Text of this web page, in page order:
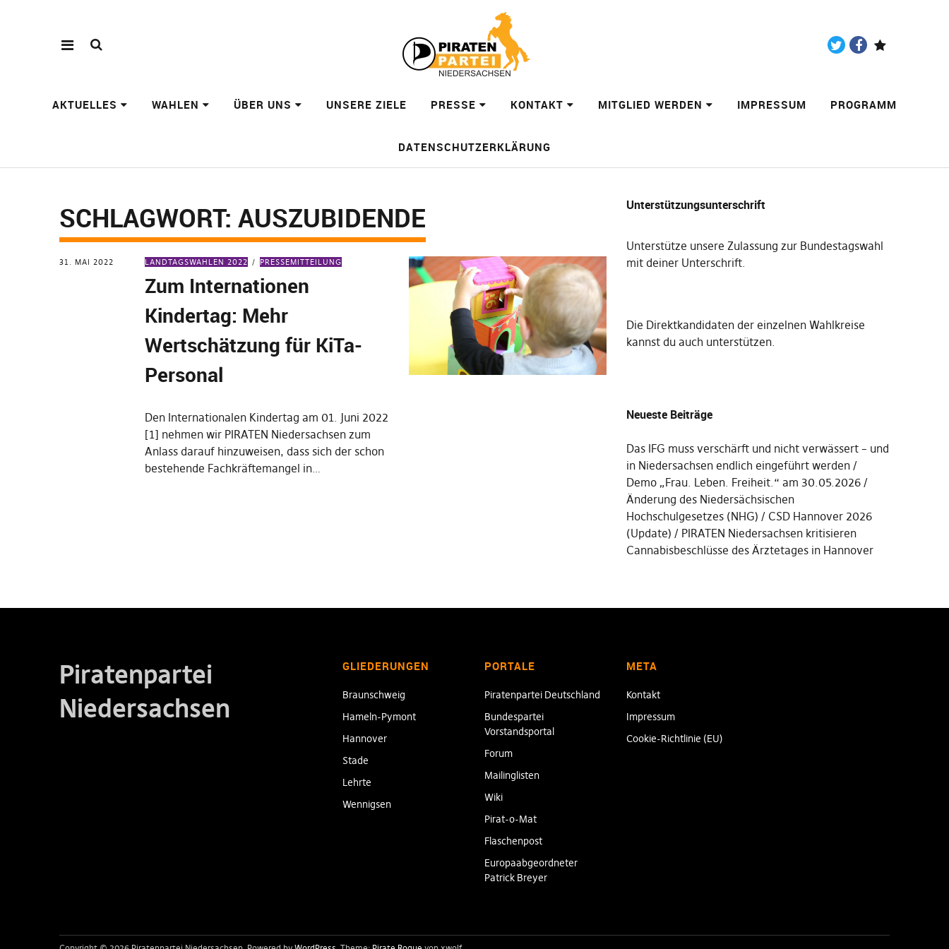
AKTUELLES WAHLEN ÜBER UNS UNSERE ZIELE PRESSE KONTAKT MITGLIED WERDEN IMPRESSUM PROGRAMM
DATENSCHUTZERKLÄRUNG
SCHLAGWORT: AUSZUBIDENDE
31. MAI 2022 LANDTAGSWAHLEN 2022 PRESSEMITTEILUNG
Zum Internationen
Kindertag: Mehr
Wertschätzung für KiTa-
Personal
Den Internationalen Kindertag am 01. Juni 2022
[1] nehmen wir PIRATEN Niedersachsen zum
Anlass darauf hinzuweisen, dass sich der schon
bestehende Fachkräftemangel in…
Unterstützungsunterschrift
Unterstütze unsere Zulassung zur Bundestagswahl
mit deiner Unterschrift.
Die Direktkandidaten der einzelnen Wahlkreise
kannst du auch unterstützen.
Neueste Beiträge
Das IFG muss verschärft und nicht verwässert – und
in Niedersachsen endlich eingeführt werden
Demo „Frau. Leben. Freiheit.“ am 30.05.2026
Änderung des Niedersächsischen
Hochschulgesetzes (NHG)
CSD Hannover 2026
(Update)
PIRATEN Niedersachsen kritisieren
Cannabisbeschlüsse des Ärztetages in Hannover
Piratenpartei
Niedersachsen
GLIEDERUNGEN
Braunschweig
Hameln-Pymont
Hannover
Stade
Lehrte
Wennigsen
PORTALE
Piratenpartei Deutschland
Bundespartei
Vorstandsportal
Forum
Mailinglisten
Wiki
Pirat-o-Mat
Flaschenpost
Europaabgeordneter
Patrick Breyer
META
Kontakt
Impressum
Cookie-Richtlinie (EU)